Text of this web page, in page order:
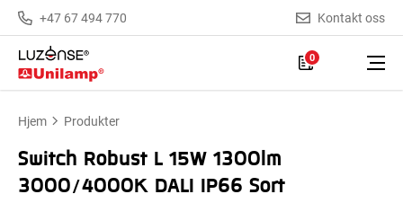
+47 67 494 770 Kontakt oss
0
Hjem Produkter
Switch Robust L 15W 1300lm
3000/4000K DALI IP66 Sort